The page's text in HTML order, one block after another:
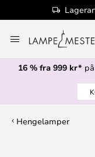
til
innhold
16 % fra 999 kr*
Hengelamper